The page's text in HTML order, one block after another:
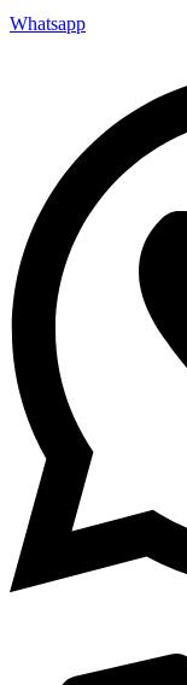
Whatsapp